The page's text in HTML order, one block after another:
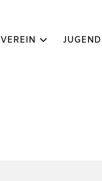
VEREIN JUGEND